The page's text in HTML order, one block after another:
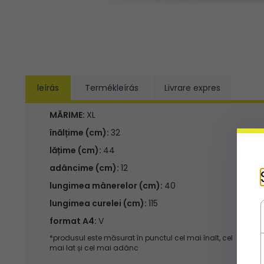
leírás Termékleírás Livrare expres
MĂRIME: XL
înălțime (cm): 32
lățime (cm): 44
adâncime (cm): 12
lungimea mânerelor (cm): 40
lungimea curelei (cm): 115
format A4: V
*produsul este măsurat în punctul cel mai înalt, cel
mai lat și cel mai adânc